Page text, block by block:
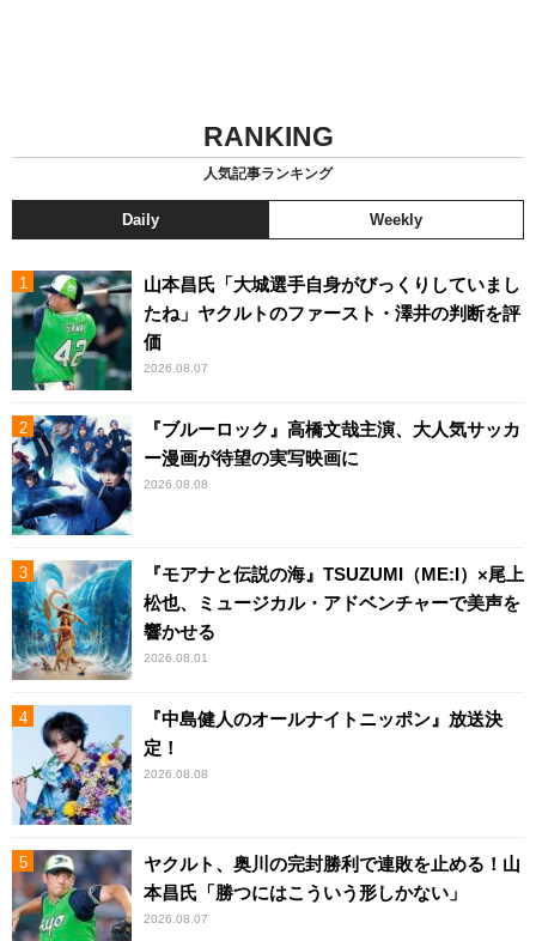
RANKING
人気記事ランキング
Daily Weekly
山本昌氏「大城選手自身がびっくりしていまし
たね」ヤクルトのファースト・澤井の判断を評
価
2026.08.07
『ブルーロック』高橋文哉主演、大人気サッカ
ー漫画が待望の実写映画に
2026.08.08
『モアナと伝説の海』TSUZUMI（ME:I）×尾上
松也、ミュージカル・アドベンチャーで美声を
響かせる
2026.08.01
『中島健人のオールナイトニッポン』放送決
定！
2026.08.08
ヤクルト、奥川の完封勝利で連敗を止める！山
本昌氏「勝つにはこういう形しかない」
2026.08.07